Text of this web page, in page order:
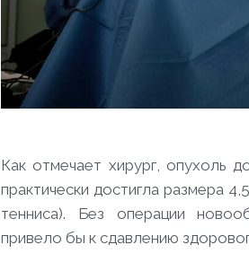
Как отмечает хирург, опухоль
практически достигла размера
тенниса). Без операции
привело бы к сдавлению